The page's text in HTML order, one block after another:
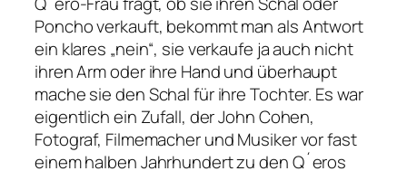
Poncho verkauft, bekommt man als Antwort
ein klares „nein“, sie verkaufe ja auch nicht
ihren Arm oder ihre Hand und überhaupt
mache sie den Schal für ihre Tochter. Es war
eigentlich ein Zufall, der John Cohen,
Fotograf, Filmemacher und Musiker vor fast
einem halben Jahrhundert zu den Q´eros